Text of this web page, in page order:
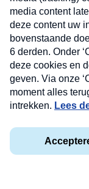
30
Altijd goed
want heel
vorm van
Ted van
Nieuwsbrief
Neem hier
nieuwsbrief.